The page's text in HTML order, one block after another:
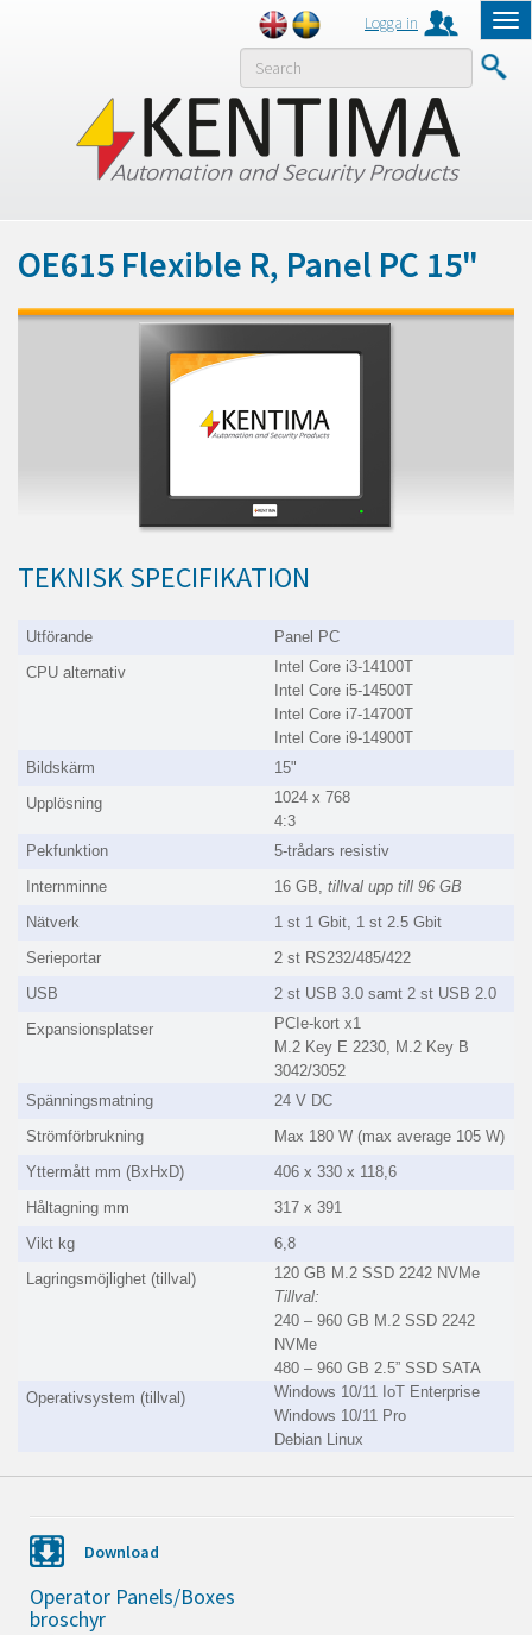
Logga in
MENY
OE615 Flexible R, Panel PC 15"
TEKNISK SPECIFIKATION
Utförande
Panel PC
CPU alternativ
Intel Core i3-14100T
Intel Core i5-14500T
Intel Core i7-14700T
Intel Core i9-14900T
Bildskärm
15"
Upplösning
1024 x 768
4:3
Pekfunktion
5-trådars resistiv
Internminne
16 GB,tillval upp till 96 GB
Nätverk
1 st 1 Gbit, 1 st 2.5 Gbit
Serieportar
2 st RS232/485/422
USB
2 st USB 3.0 samt 2 st USB 2.0
Expansionsplatser
PCIe-kort x1
M.2 Key E 2230, M.2 Key B
3042/3052
Spänningsmatning
24 V DC
Strömförbrukning
Max 180 W (max average 105 W)
Yttermått mm (BxHxD)
406 x 330 x 118,6
Håltagning mm
317 x 391
Vikt kg
6,8
Lagringsmöjlighet (tillval)
120 GB M.2 SSD 2242 NVMe
Tillval:
240 – 960 GB M.2 SSD 2242
NVMe
480 – 960 GB 2.5” SSD SATA
Operativsystem (tillval)
Windows 10/11 IoT Enterprise
Windows 10/11 Pro
Debian Linux
Download
Operator Panels/Boxes
broschyr